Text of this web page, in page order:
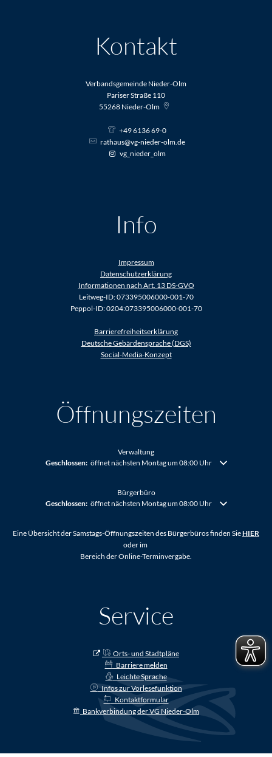
Kontakt
Verbandsgemeinde Nieder-Olm
Pariser Straße 110
55268 Nieder-Olm
+49 6136 69-0
rathaus@vg-nieder-olm.de
vg_nieder_olm
Info
Impressum
Datenschutzerklärung
Informationen nach Art. 13 DS-GVO
Leitweg-ID: 073395006000-001-70
Peppol-ID: 0204:073395006000-001-70
Barrierefreiheitserklärung
Deutsche Gebärdensprache (DGS)
Social-Media-Konzept
Öffnungszeiten
Verwaltung
Klicken, um weitere Öffnungs- oder Schließzeiten auszublenden
Geschlossen: öffnet nächsten Montag um 08:00 Uhr
Bürgerbüro
Klicken, um weitere Öffnungs- oder Schließzeiten auszublenden
Geschlossen: öffnet nächsten Montag um 08:00 Uhr
Eine Übersicht der Samstags-Öffnungszeiten des Bürgerbüros finden SieHIER
oder im
Bereich der Online-Terminvergabe.
Service
Orts- und Stadtpläne
Barriere melden
Leichte Sprache
Infos zur Vorlesefunktion
Kontaktformular
Bankverbindung der VG Nieder-Olm